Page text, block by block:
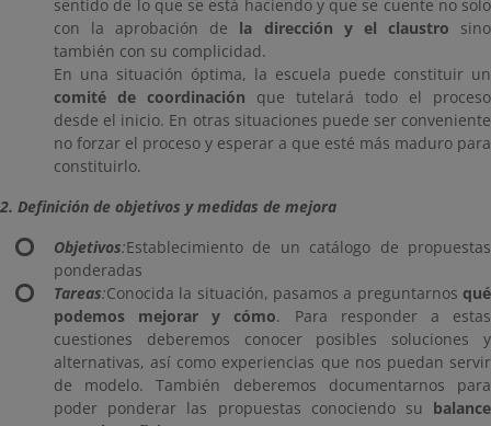
sentido de lo que se está haciendo y que se cuente no solo
con la aprobación de la dirección y el claustro sino
también con su complicidad.
En una situación óptima, la escuela puede constituir un
comité de coordinación que tutelará todo el proceso
desde el inicio. En otras situaciones puede ser conveniente
no forzar el proceso y esperar a que esté más maduro para
constituirlo.
2. Definición de objetivos y medidas de mejora
Objetivos:Establecimiento de un catálogo de propuestas
ponderadas
Tareas:Conocida la situación, pasamos a preguntarnos qué
podemos mejorar y cómo. Para responder a estas
cuestiones deberemos conocer posibles soluciones y
alternativas, así como experiencias que nos puedan servir
de modelo. También deberemos documentarnos para
poder ponderar las propuestas conociendo su balance